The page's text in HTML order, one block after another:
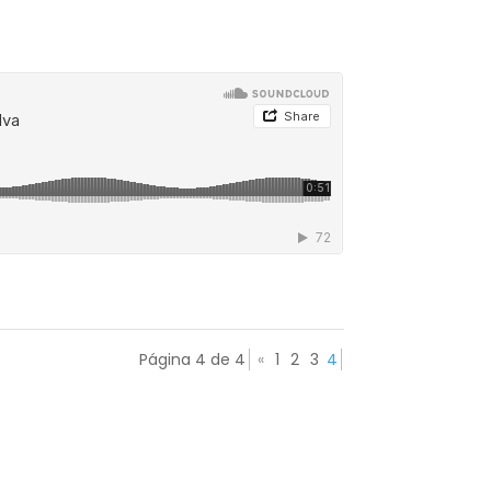
Página 4 de 4 « 1 2 3 4